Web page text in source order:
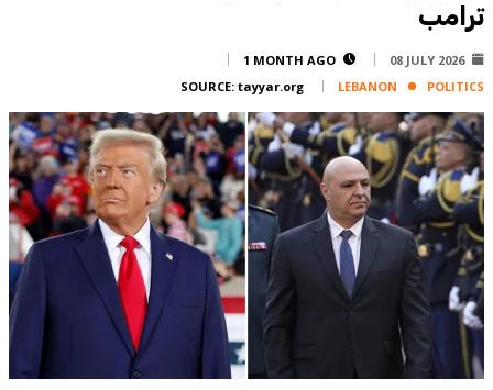
Contact
FPM
Services
Horoscope
Polls
Jobs
Writers
Legal
ترامب
08 JULY 2026
1 MONTH AGO
LEBANON
POLITICS
SOURCE: tayyar.org